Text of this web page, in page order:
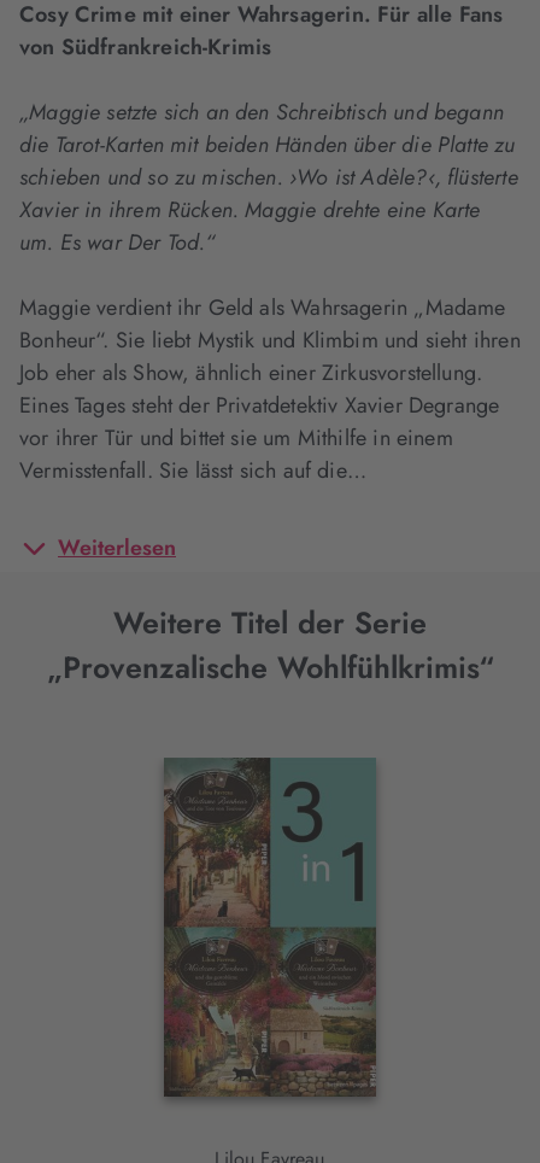
Cosy Crime mit einer Wahrsagerin. Für alle Fans
von Südfrankreich-Krimis
„Maggie setzte sich an den Schreibtisch und begann
die Tarot-Karten mit beiden Händen über die Platte zu
schieben und so zu mischen. ›Wo ist Adèle?‹, flüsterte
Xavier in ihrem Rücken. Maggie drehte eine Karte
um. Es war Der Tod.“
Maggie verdient ihr Geld als Wahrsagerin „Madame
Bonheur“. Sie liebt Mystik und Klimbim und sieht ihren
Job eher als Show, ähnlich einer Zirkusvorstellung.
Eines Tages steht der Privatdetektiv Xavier Degrange
vor ihrer Tür und bittet sie um Mithilfe in einem
Vermisstenfall. Sie lässt sich auf die…
Weiterlesen
Weitere Titel der Serie
„Provenzalische Wohlfühlkrimis“
Interaktives